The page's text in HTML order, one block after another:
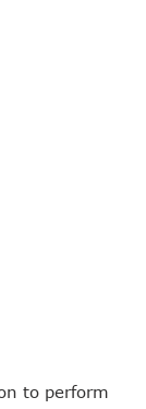
to perform